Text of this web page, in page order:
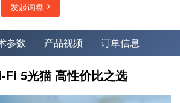
发起询盘
参数 产品视频 订单信息
Fi 5光猫 高性价比之选